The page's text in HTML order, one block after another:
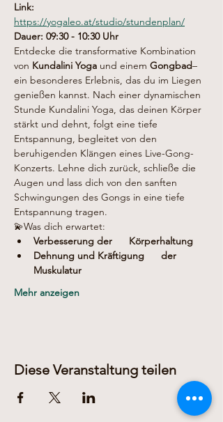
Link:
https://yogaleo.at/studio/stundenplan/
Dauer: 09:30 - 10:30 Uhr
Entdecke die transformative Kombination
von Kundalini Yoga und einem Gongbad–
ein besonderes Erlebnis, das du im Liegen
genießen kannst. Nach einer dynamischen
Stunde Kundalini Yoga, das deinen Körper
stärkt und dehnt, folgt eine tiefe
Entspannung, begleitet von den
beruhigenden Klängen eines Live-Gong-
Konzerts. Lehne dich zurück, schließe die
Augen und lass dich von den sanften
Schwingungen des Gongs in eine tiefe
Entspannung tragen.
💫Was dich erwartet:
Verbesserung der      Körperhaltung
Dehnung und Kräftigung      der
Muskulatur
Mehr anzeigen
Diese Veranstaltung teilen